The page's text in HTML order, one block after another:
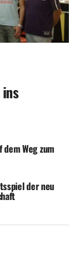
Weg zum
der neu